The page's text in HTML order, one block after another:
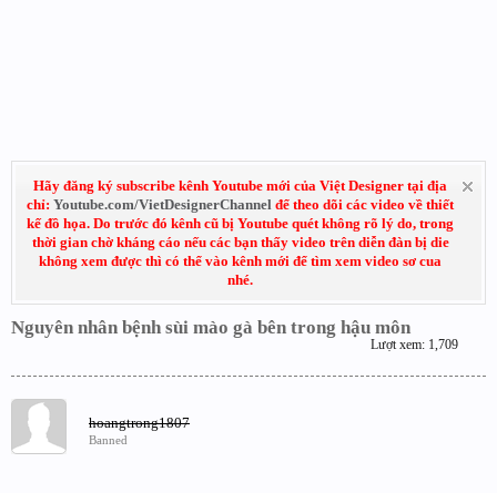
Hãy đăng ký subscribe kênh Youtube mới của Việt Designer tại địa
chỉ: Youtube.com/VietDesignerChannel để theo dõi các video về thiết
kế đồ họa. Do trước đó kênh cũ bị Youtube quét không rõ lý do, trong
thời gian chờ kháng cáo nếu các bạn thấy video trên diễn đàn bị die
không xem được thì có thể vào kênh mới để tìm xem video sơ cua
nhé.
Nguyên nhân bệnh sùi mào gà bên trong hậu môn
Lượt xem: 1,709
hoangtrong1807
Banned